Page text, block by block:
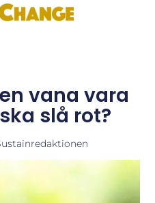
vana vara
slå rot?